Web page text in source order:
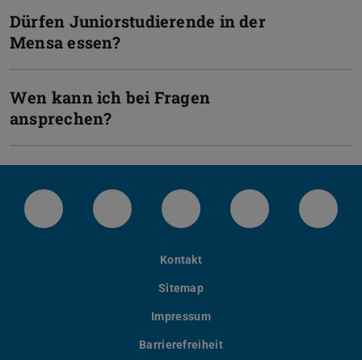
Dürfen Juniorstudierende in der
Mensa essen?
Wen kann ich bei Fragen
ansprechen?
LinkedIn-Seite der TU Darmstadt
Instagram-Kanal der TU
Bluesky-Kanal der TU
Facebook-
Kontakt
Sitemap
Impressum
Barrierefreiheit